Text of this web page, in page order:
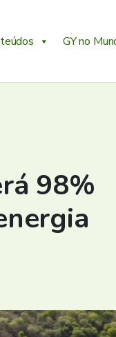
GY no
98%